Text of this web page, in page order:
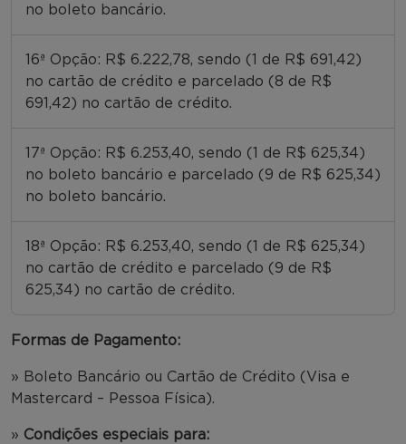
no boleto bancário.
16ª Opção: R$ 6.222,78, sendo (1 de R$ 691,42)
no cartão de crédito e parcelado (8 de R$
691,42) no cartão de crédito.
17ª Opção: R$ 6.253,40, sendo (1 de R$ 625,34)
no boleto bancário e parcelado (9 de R$ 625,34)
no boleto bancário.
18ª Opção: R$ 6.253,40, sendo (1 de R$ 625,34)
no cartão de crédito e parcelado (9 de R$
625,34) no cartão de crédito.
Formas de Pagamento:
» Boleto Bancário ou Cartão de Crédito (Visa e
Mastercard – Pessoa Física).
» Condições especiais para: